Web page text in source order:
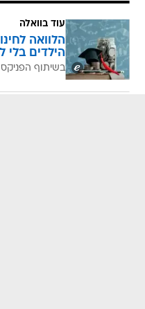
עוד בוואלה
הלוואה
הילדים בלי
בשיתוף הפניקס